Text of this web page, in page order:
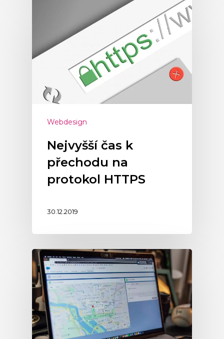
Webdesign
Nejvyšší čas k
přechodu na
protokol HTTPS
30.12.2019